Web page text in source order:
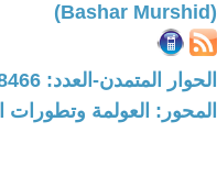
(Bashar Murshid)
الحوار المتمدن-العدد: 8466 - 2025 / 9 / 15 - 11:44
المحور: العولمة وتطورات